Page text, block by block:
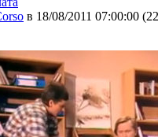
в 18/08/2011 07:00:00 (